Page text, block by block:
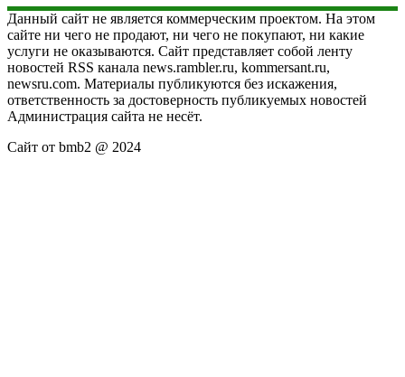
Данный сайт не является коммерческим проектом. На этом
сайте ни чего не продают, ни чего не покупают, ни какие
услуги не оказываются. Сайт представляет собой ленту
новостей RSS канала news.rambler.ru, kommersant.ru,
newsru.com. Материалы публикуются без искажения,
ответственность за достоверность публикуемых новостей
Администрация сайта не несёт.
Сайт от bmb2 @ 2024